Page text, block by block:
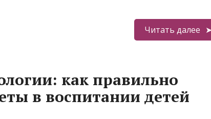
Читать далее
как правильно
в воспитании детей